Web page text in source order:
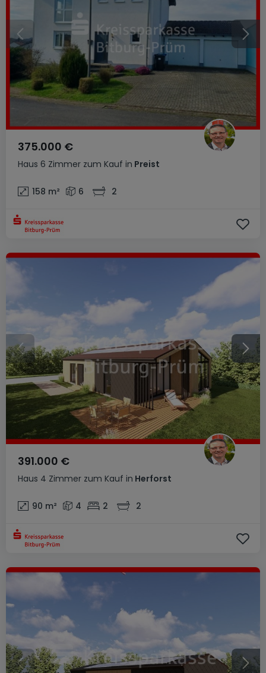
Haus 6 Zimmer zum Kauf in Preist
375.000 €
158 m² 6 2
Haus 4 Zimmer zum Kauf in Herforst
391.000 €
90 m² 4 2 2